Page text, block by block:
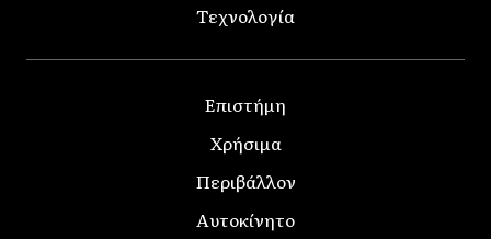
Τεχνολογία
Επιστήμη
Χρήσιμα
Περιβάλλον
Αυτοκίνητο